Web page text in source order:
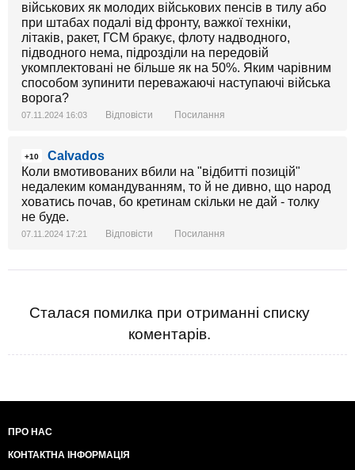
військових як молодих військових пенсів в тилу або
при штабах подалі від фронту, важкої техніки,
літаків, ракет, ГСМ бракує, флоту надводного,
підводного нема, підрозділи на передовій
укомплектовані не більше як на 50%. Яким чарівним
способом зупинити переважаючі наступаючі війська
ворога?
07.11.2024 16:03 Відповісти Посилання
+10
Calvados
Коли вмотивованих вбили на "відбитті позицій"
недалеким командуванням, то й не дивно, що народ
ховатись почав, бо кретинам скільки не дай - толку
не буде.
07.11.2024 17:21 Відповісти Посилання
Сталася помилка при отриманні списку
коментарів.
ПРО НАС
КОНТАКТНА ІНФОРМАЦІЯ